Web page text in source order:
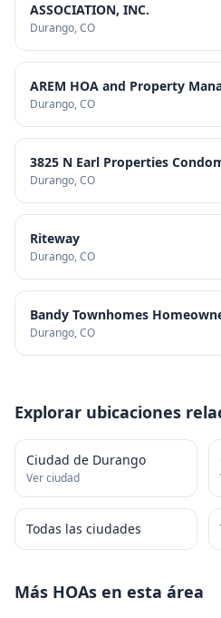
ASSOCIATION, INC.
Durango, CO
AREM HOA and Property
Durango, CO
3825 N Earl Properties
Durango, CO
Riteway
Durango, CO
Bandy Townhomes
Durango, CO
Explorar ubicaciones
Ciudad de Durango
Ver ciudad
Todas las ciudades
Más HOAs en esta área